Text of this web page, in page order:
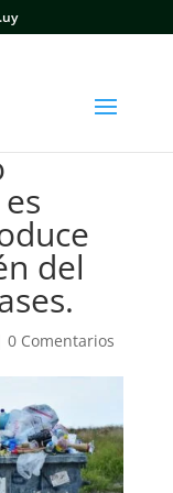
del
0 Comentarios